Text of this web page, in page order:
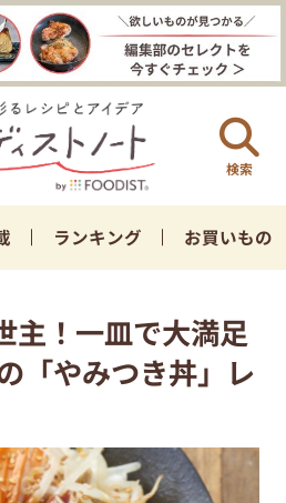
検索
ランキング お買いもの
主！一皿で大満足
「やみつき丼」レ